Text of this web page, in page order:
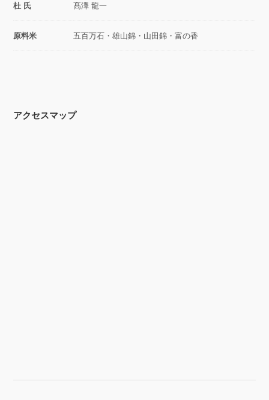
杜 氏 髙澤 龍一
原料米 五百万石・雄山錦・山田錦・富の香
アクセスマップ